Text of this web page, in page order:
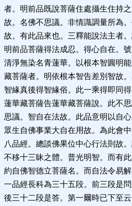
者。明前品既說菩薩住處攝生住持
故。名佛不思議。非情識調量所為
故。有此品來也。三釋能說法主者
明前品菩薩得法成忍。得心自在。
清淨無染名青蓮華。以根本智圓明
藏菩薩者。明依根本智告差別智故
智緣真後得智緣俗。此一乘得即同
蓮華藏菩薩告蓮華藏菩薩說。此不
思議。智自在法故。此品意明以自
眾生自佛事業大自在用故。為此會
八品經。總談佛果位中心行法則故
不移十三昧之體。普光明智。而有
約自佛智德立菩薩名。而自法令易
一品經長科為三十五段。前三段是
後三十二段是答。第一爾時已下至